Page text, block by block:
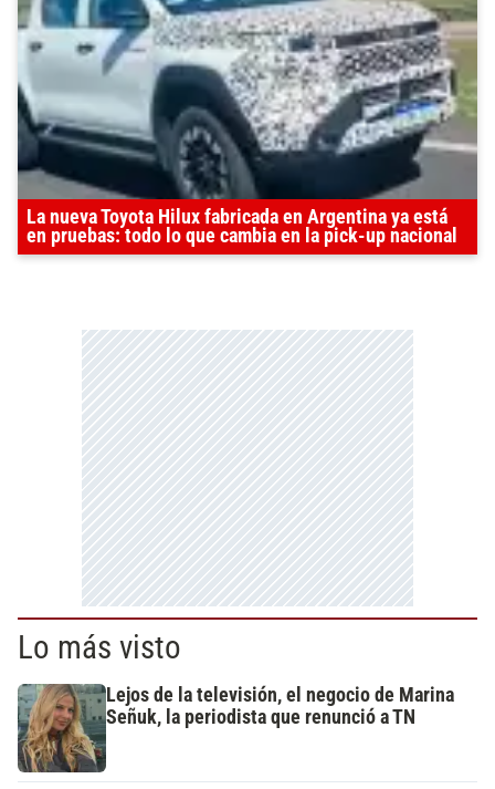
La nueva Toyota Hilux fabricada en Argentina ya está
en pruebas: todo lo que cambia en la pick-up nacional
Lo más visto
Lejos de la televisión, el negocio de Marina
Señuk, la periodista que renunció a TN